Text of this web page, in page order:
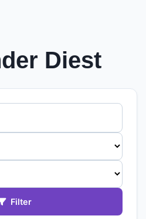
Diest
Filter